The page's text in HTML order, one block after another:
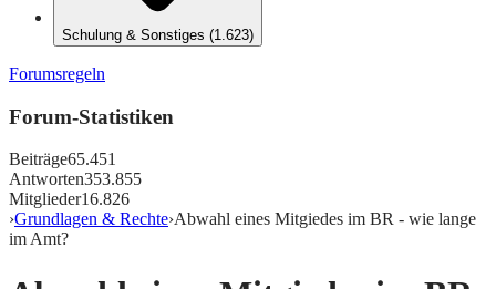
Schulung & Sonstiges (1.623)
Forumsregeln
Forum-Statistiken
Beiträge65.451
Antworten353.855
Mitglieder16.826
›Grundlagen & Rechte›Abwahl eines Mitgiedes im BR - wie lange
im Amt?